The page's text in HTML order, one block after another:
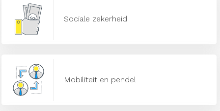
Sociale zekerheid
Mobiliteit en pendel